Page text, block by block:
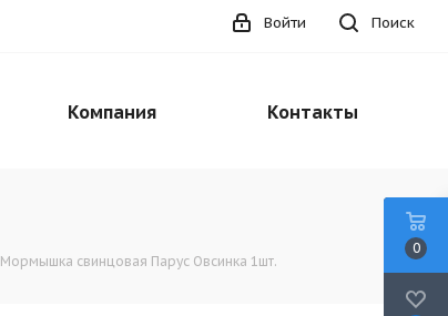
Поиск
Войти
Компания Контакты
Мормышка свинцовая Парус Овсинка 1шт.
0